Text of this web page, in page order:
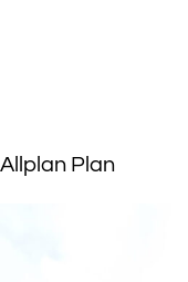
Allplan Plan